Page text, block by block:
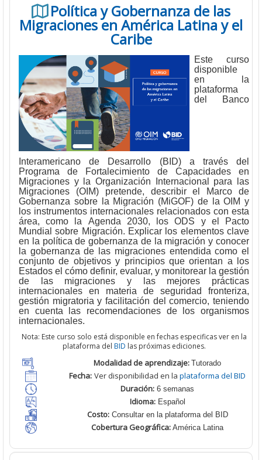
Política y Gobernanza de las
Migraciones en América Latina y el
Caribe
Este curso
disponible
en la
plataforma
del Banco
Interamericano de Desarrollo (BID) a través del
Programa de Fortalecimiento de Capacidades en
Migraciones y la Organización Internacional para las
Migraciones (OIM) pretende, describir el Marco de
Gobernanza sobre la Migración (MiGOF) de la OIM y
los instrumentos internacionales relacionados con esta
área, como la Agenda 2030, los ODS y el Pacto
Mundial sobre Migración. Explicar los elementos clave
en la política de gobernanza de la migración y conocer
la gobernanza de las migraciones entendida como el
conjunto de objetivos y principios que orientan a los
Estados el cómo definir, evaluar, y monitorear la gestión
de las migraciones y las mejores prácticas
internacionales en materia de seguridad fronteriza,
gestión migratoria y facilitación del comercio, teniendo
en cuenta las recomendaciones de los organismos
internacionales.
Nota: Este curso solo está disponible en fechas especificas ver en la
plataforma del BID las próximas ediciones.
Modalidad de aprendizaje: Tutorado
Fecha: Ver disponibilidad en la plataforma del BID
Duración: 6 semanas
Idioma:Español
Costo:Consultar en la plataforma del BID
Cobertura Geográfica: América Latina